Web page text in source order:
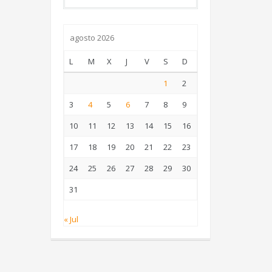
agosto 2026
L M X J V S
D
1
2
3
4 5 6 7 8
9
10
11 12 13 14 15
16
17
18 19 20 21 22
23
24
25 26 27 28 29
30
31
« Jul